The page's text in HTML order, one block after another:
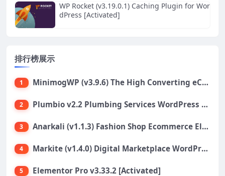
WP Rocket (v3.19.0.1) Caching Plugin for Wor
dPress [Activated]
排行榜展示
1 MinimogWP (v3.9.6) The High Converting eCommerce WordPress Theme
2 Plumbio v2.2 Plumbing Services WordPress Theme
3 Anarkali (v1.1.3) Fashion Shop Ecommerce Elementor Theme
4 Markite (v1.4.0) Digital Marketplace WordPress Theme
5 Elementor Pro v3.33.2 [Activated]